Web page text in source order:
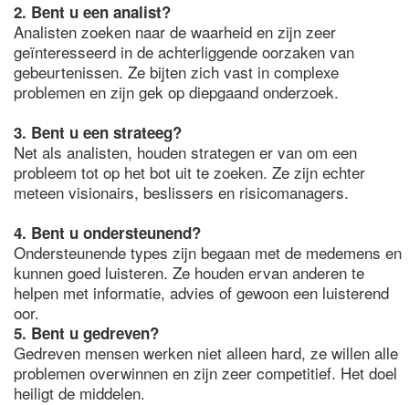
2. Bent u een analist?
Analisten zoeken naar de waarheid en zijn zeer
geïnteresseerd in de achterliggende oorzaken van
gebeurtenissen. Ze bijten zich vast in complexe
problemen en zijn gek op diepgaand onderzoek.
3. Bent u een strateeg?
Net als analisten, houden strategen er van om een
probleem tot op het bot uit te zoeken. Ze zijn echter
meteen visionairs, beslissers en risicomanagers.
4. Bent u ondersteunend?
Ondersteunende types zijn begaan met de medemens en
kunnen goed luisteren. Ze houden ervan anderen te
helpen met informatie, advies of gewoon een luisterend
oor.
5. Bent u gedreven?
Gedreven mensen werken niet alleen hard, ze willen alle
problemen overwinnen en zijn zeer competitief. Het doel
heiligt de middelen.